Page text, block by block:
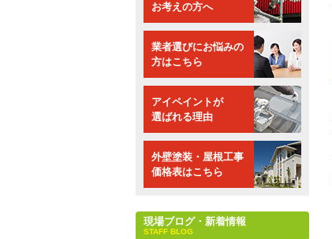
お考えの方へ
業者選びにお悩みの
方はこちら
アイペイントが
選ばれる理由
外壁塗装・屋根工事
価格表はこちら
現場ブログ・新着情報
STAFF BLOG